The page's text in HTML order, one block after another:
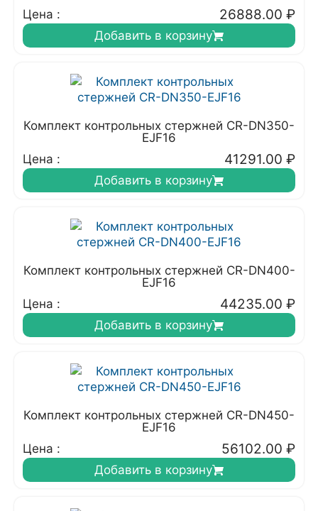
Цена : 26888.00 ₽
Добавить в корзину
Комплект контрольных стержней CR-DN350-
EJF16
Цена :
41291.00 ₽
Добавить в корзину
Комплект контрольных стержней CR-DN400-
EJF16
Цена :
44235.00 ₽
Добавить в корзину
Комплект контрольных стержней CR-DN450-
EJF16
Цена :
56102.00 ₽
Добавить в корзину